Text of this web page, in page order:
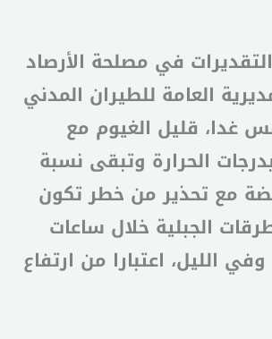
في مصلحة الأرصاد
العامة للطيران المدني
غدا، قليل الغيوم مع
الحرارة وتبقى نسبة
مع تحذير من خطر تكون
الجبلية خلال ساعات
الليل، اعتبارا من ارتفاع